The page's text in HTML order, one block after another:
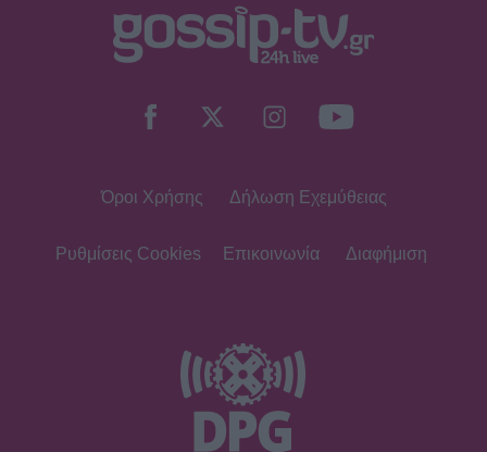
Όροι Χρήσης Δήλωση Εχεμύθειας
Ρυθμίσεις Cookies Επικοινωνία Διαφήμιση